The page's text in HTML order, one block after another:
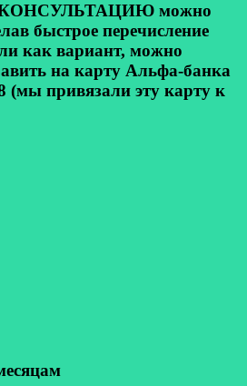
КОНСУЛЬТАЦИЮ можно
быстрое перечисление
как вариант, можно
на карту Альфа-банка
(мы привязали эту карту к